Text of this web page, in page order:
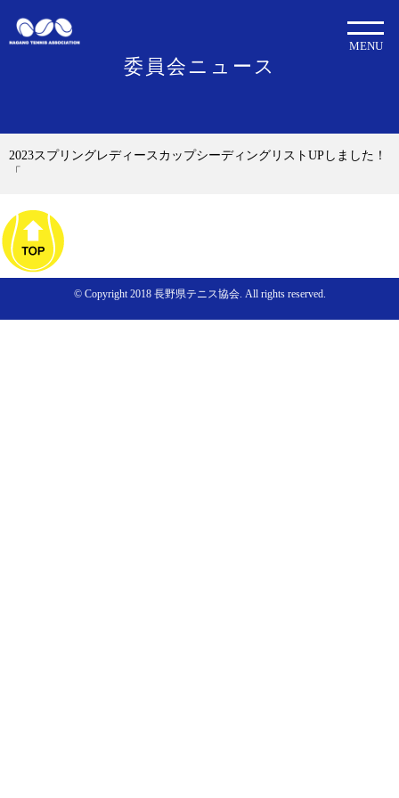
委員会ニュース
MENU
2023スプリングレディースカップシーディングリストUPしました！
「
© Copyright 2018 長野県テニス協会. All rights reserved.